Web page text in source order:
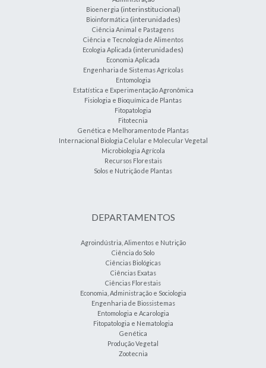
Bioenergia (interinstitucional)
Bioinformática (interunidades)
Ciência Animal e Pastagens
Ciência e Tecnologia de Alimentos
Ecologia Aplicada (interunidades)
Economia Aplicada
Engenharia de Sistemas Agrícolas
Entomologia
Estatística e Experimentação Agronômica
Fisiologia e Bioquímica de Plantas
Fitopatologia
Fitotecnia
Genética e Melhoramento de Plantas
Internacional Biologia Celular e Molecular Vegetal
Microbiologia Agrícola
Recursos Florestais
Solos e Nutrição de Plantas
DEPARTAMENTOS
Agroindústria, Alimentos e Nutrição
Ciência do Solo
Ciências Biológicas
Ciências Exatas
Ciências Florestais
Economia, Administração e Sociologia
Engenharia de Biossistemas
Entomologia e Acarologia
Fitopatologia e Nematologia
Genética
Produção Vegetal
Zootecnia